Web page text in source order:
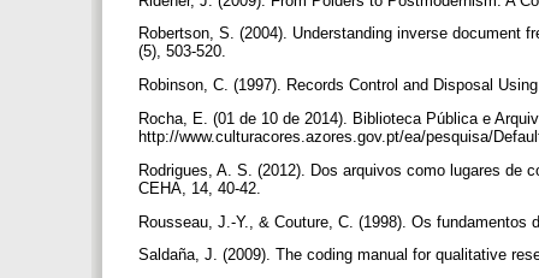
Robertson, S. (2004). Understanding inverse document
(5), 503-520.
Robinson, C. (1997). Records Control and Disposal
Rocha, E. (01 de 10 de 2014). Biblioteca Pública e
http://www.culturacores.azores.gov.pt/ea/pesquisa/
Rodrigues, A. S. (2012). Dos arquivos como lugares de
CEHA, 14, 40-42.
Rousseau, J.-Y., & Couture, C. (1998). Os
Saldaña, J. (2009). The coding manual for qualitative